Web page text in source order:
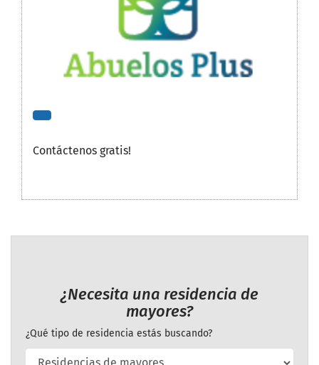
Contáctenos gratis!
¿Necesita una residencia de
mayores?
¿Qué tipo de residencia estás buscando?